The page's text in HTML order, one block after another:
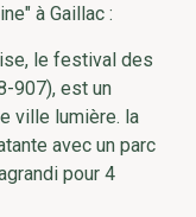
à Gaillac :
le festival des
907), est un
ville lumière. la
avec un parc
pour 4